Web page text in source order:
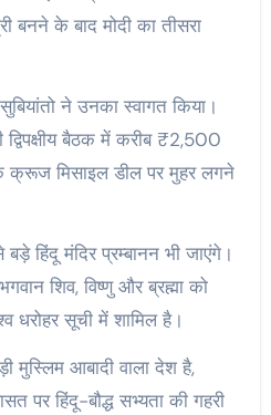
बनने के बाद मोदी का तीसरा
सुबियांतो ने उनका स्वागत किया।
बैठक में करीब ₹2,500
क्रूज मिसाइल डील पर मुहर लगने
हिंदू मंदिर प्रम्बानन भी जाएंगे।
शिव, विष्णु और ब्रह्मा को
धरोहर सूची में शामिल है।
मुस्लिम आबादी वाला देश है,
पर हिंदू-बौद्ध सभ्यता की गहरी